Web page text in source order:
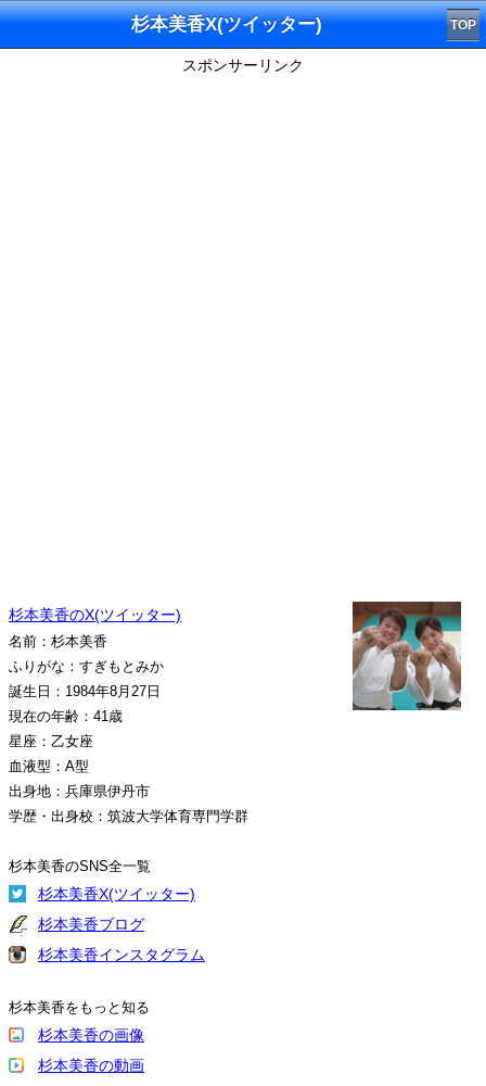
杉本美香X(ツイッター) TOP
スポンサーリンク
杉本美香のX(ツイッター)
名前：杉本美香
ふりがな：すぎもとみか
誕生日：1984年8月27日
現在の年齢：41歳
星座：乙女座
血液型：A型
出身地：兵庫県伊丹市
学歴・出身校：筑波大学体育専門学群
杉本美香のSNS全一覧
杉本美香X(ツイッター)
杉本美香ブログ
杉本美香インスタグラム
杉本美香をもっと知る
杉本美香の画像
杉本美香の動画